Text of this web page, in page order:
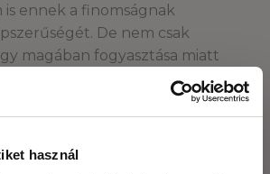
használ
ennek a finomságnak
De nem csak
magában fogyasztása miatt
ugyanolyan áldásos, mint
mag. Gazdag
ásványi anyagokban: E- és B-
magnéziumban, cinkben,